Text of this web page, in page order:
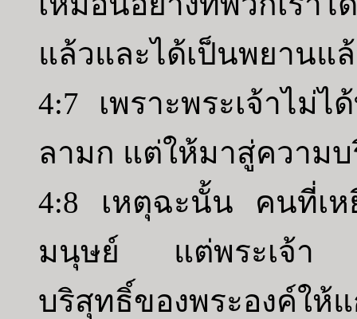
แล้วและได้เป็นพยานแ
4:7 เพราะพระเจ้าไม่ไ
ลามก แต่ให้มาสู่ความ
4:8 เหตุฉะนั้น คนที่เห
มนุษย์ แต่พระเจ้า
บริสุทธิ์ของพระองค์ให้